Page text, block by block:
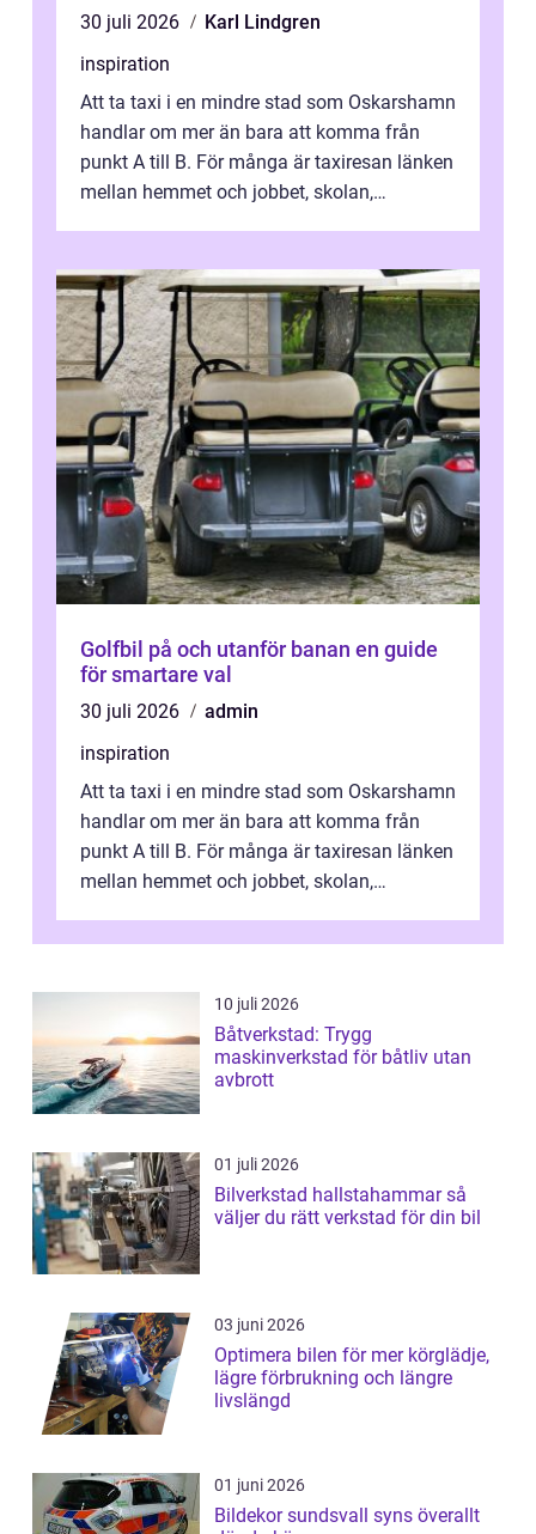
30 juli 2026
Karl Lindgren
inspiration
Att ta taxi i en mindre stad som Oskarshamn
handlar om mer än bara att komma från
punkt A till B. För många är taxiresan länken
mellan hemmet och jobbet, skolan,
Golfbil på och utanför banan en guide
för smartare val
30 juli 2026
admin
inspiration
Att ta taxi i en mindre stad som Oskarshamn
handlar om mer än bara att komma från
punkt A till B. För många är taxiresan länken
mellan hemmet och jobbet, skolan,
10 juli 2026
Båtverkstad: Trygg
maskinverkstad för båtliv utan
avbrott
01 juli 2026
Bilverkstad hallstahammar så
väljer du rätt verkstad för din bil
03 juni 2026
Optimera bilen för mer körglädje,
lägre förbrukning och längre
livslängd
01 juni 2026
Bildekor sundsvall syns överallt